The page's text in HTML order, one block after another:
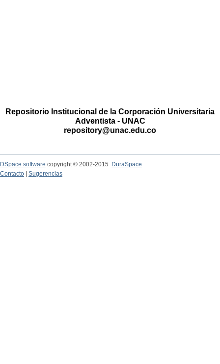
Repositorio Institucional de la Corporación Universitaria
Adventista - UNAC
repository@unac.edu.co
DSpace software copyright © 2002-2015
DuraSpace
Contacto
Sugerencias